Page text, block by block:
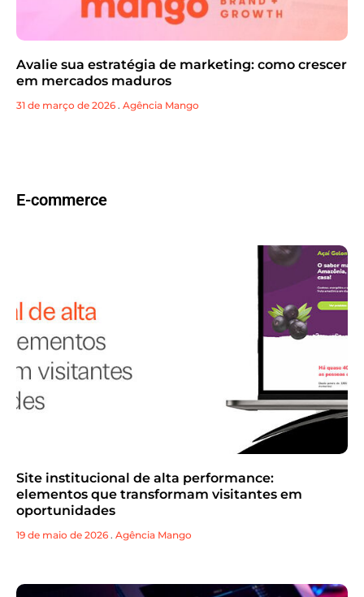
Avalie sua estratégia de marketing: como crescer
em mercados maduros
31 de março de 2026 . Agência Mango
E-commerce
Site institucional de alta performance:
elementos que transformam visitantes em
oportunidades
19 de maio de 2026 . Agência Mango